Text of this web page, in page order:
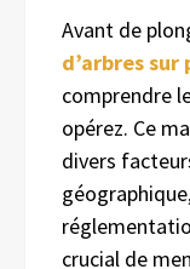
Avant de
d’arbres sur
comprendre
opérez. Ce
divers
crucial de